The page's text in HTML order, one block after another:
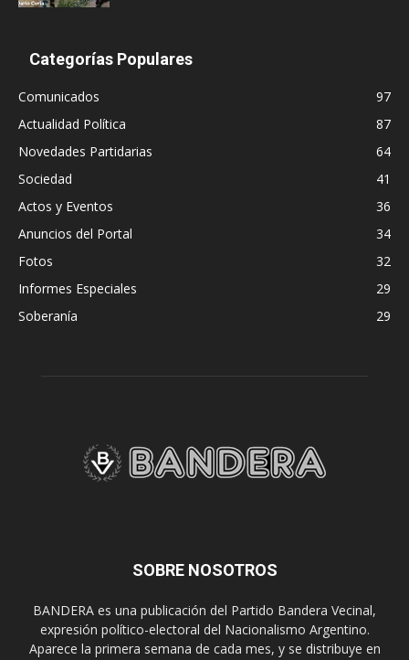
Categorías Populares
Comunicados
97
Actualidad Política
87
Novedades Partidarias
64
Sociedad
41
Actos y Eventos
36
Anuncios del Portal
34
Fotos
32
Informes Especiales
29
Soberanía
29
SOBRE NOSOTROS
BANDERA es una publicación del Partido Bandera Vecinal,
expresión político-electoral del Nacionalismo Argentino.
Aparece la primera semana de cada mes, y se distribuye en